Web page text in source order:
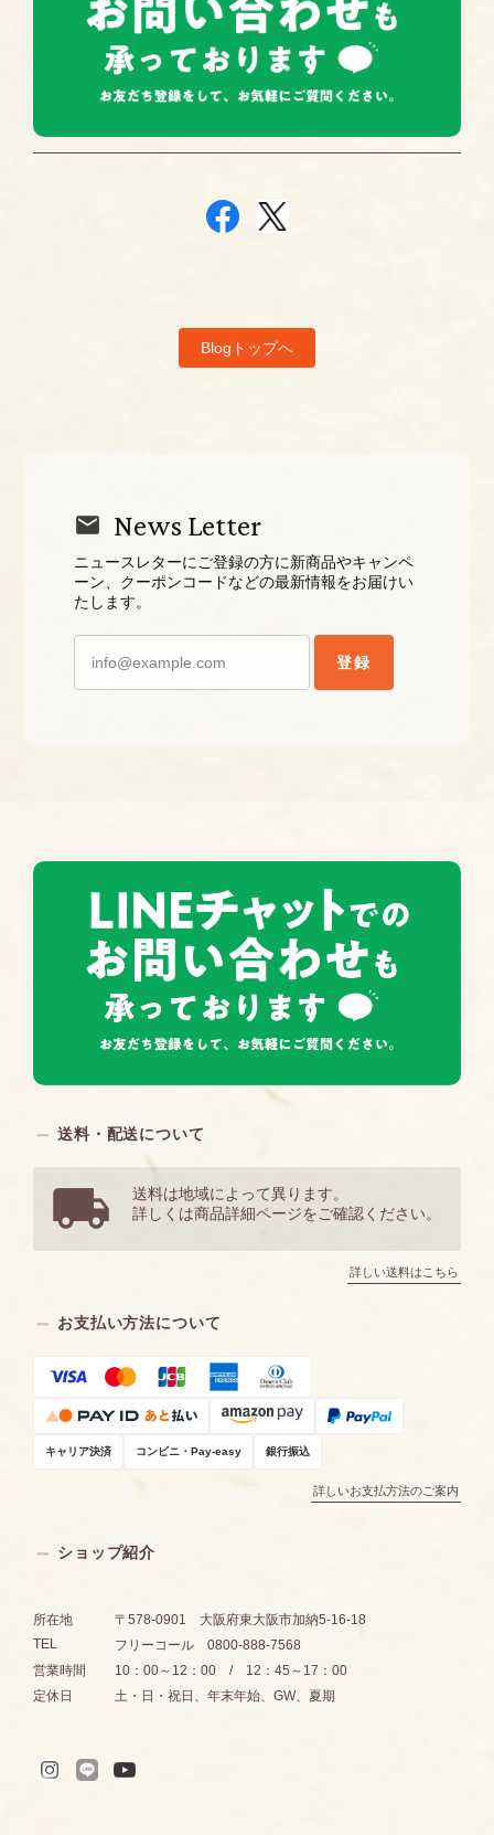
Blogトップへ
News Letter
ニュースレターにご登録の方に新商品やキャンペ
ーン、クーポンコードなどの最新情報をお届けい
たします。
登録
送料・配送について
送料は地域によって異ります。
詳しくは商品詳細ページをご確認ください。
詳しい送料はこちら
お支払い方法について
キャリア決済 コンビニ・Pay-easy 銀行振込
詳しいお支払方法のご案内
ショップ紹介
所在地
〒578-0901 大阪府東大阪市加納5-16-18
TEL
フリーコール 0800-888-7568
営業時間
10：00～12：00 / 12：45～17：00
定休日
土・日・祝日、年末年始、GW、夏期